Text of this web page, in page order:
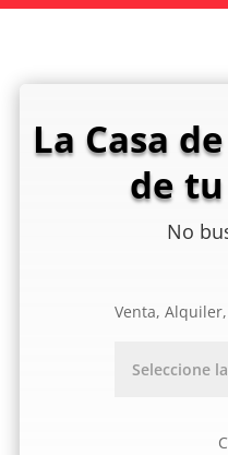
La Casa
de
No
Venta,